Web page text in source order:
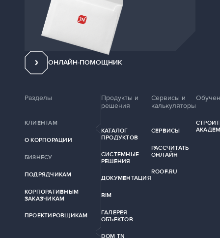
ОНЛАЙН-ПОМОЩНИК
Разделы
КЛИЕНТАМ
О КОРПОРАЦИИ
БИЗНЕСУ
ПОДРЯДЧИКАМ
КОРПОРАТИВНЫМ
ЗАКАЗЧИКАМ
ПРОЕКТИРОВЩИКАМ
Продукты и
решения
КАТАЛОГ
ПРОДУКТОВ
СИСТЕМНЫЕ
РЕШЕНИЯ
ДОКУМЕНТАЦИЯ
BIM
ГАЛЕРЕЯ
ОБЪЕКТОВ
DOM TN
Сервисы и
калькуляторы
СЕРВИСЫ
РАССЧИТАТЬ
ОНЛАЙН
ROOF.RU